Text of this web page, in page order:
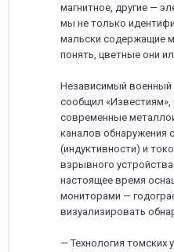
магнитное, другие —
мы не только
мальски содержащие
понять, цветные они
Независимый военный
сообщил «Известиям»,
современные
каналов обнаружения
(индуктивности) и
взрывного
настоящее время
мониторами —
визуализировать
— Технология